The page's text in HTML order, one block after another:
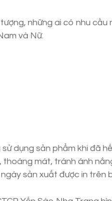
những ai có nhu
và Nữ.
dụng sản phẩm khi đã
thoáng mát, tránh ánh
sản xuất được in trên